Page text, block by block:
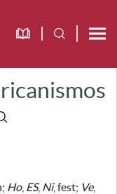
Ho, ES, Ni, fest; Ve,